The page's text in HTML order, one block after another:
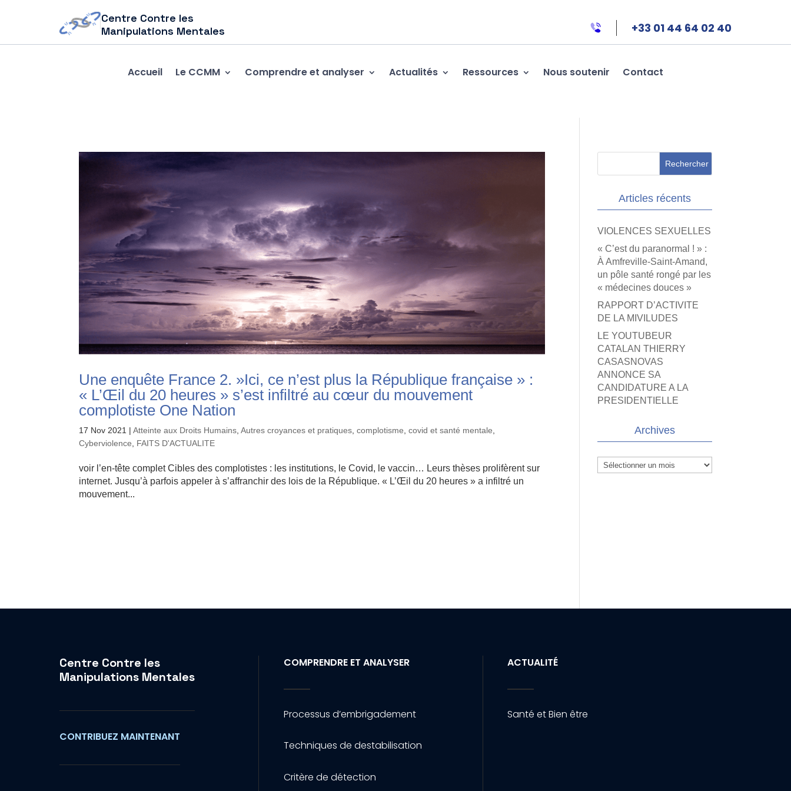
Centre Contre les
Manipulations Mentales
+33 01 44 64 02 40
Accueil Le CCMM Comprendre et analyser Actualités Ressources Nous soutenir Contact
Une enquête France 2. »Ici, ce n’est plus la République française » :
« L’Œil du 20 heures » s’est infiltré au cœur du mouvement
complotiste One Nation
17 Nov 2021 |Atteinte aux Droits Humains ,Autres croyances et pratiques ,complotisme ,covid et santé mentale
Cyberviolence
FAITS D'ACTUALITE
voir l’en-tête complet Cibles des complotistes : les institutions, le Covid, le vaccin… Leurs thèses prolifèrent sur
internet. Jusqu’à parfois appeler à s’affranchir des lois de la République. « L’Œil du 20 heures » a infiltré un
mouvement...
Articles récents
VIOLENCES SEXUELLES
« C’est du paranormal ! » :
À Amfreville-Saint-Amand,
un pôle santé rongé par les
« médecines douces »
RAPPORT D’ACTIVITE
DE LA MIVILUDES
LE YOUTUBEUR
CATALAN THIERRY
CASASNOVAS
ANNONCE SA
CANDIDATURE A LA
PRESIDENTIELLE
Archives
Archives
Centre Contre les
Manipulations Mentales
CONTRIBUEZ MAINTENANT
COMPRENDRE ET ANALYSER
Processus d’embrigadement
Techniques de destabilisation
Critère de détection
ACTUALITÉ
Santé et Bien être